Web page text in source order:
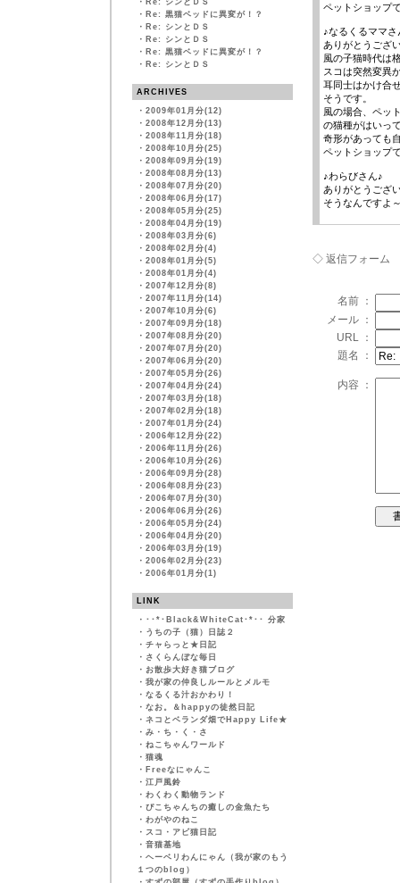
・ Re: シンとＤＳ
・ Re: 黒猫ベッドに異変が！？
・ Re: シンとＤＳ
・ Re: シンとＤＳ
・ Re: 黒猫ベッドに異変が！？
・ Re: シンとＤＳ
ARCHIVES
・ 2009年01月分(12)
・ 2008年12月分(13)
・ 2008年11月分(18)
・ 2008年10月分(25)
・ 2008年09月分(19)
・ 2008年08月分(13)
・ 2008年07月分(20)
・ 2008年06月分(17)
・ 2008年05月分(25)
・ 2008年04月分(19)
・ 2008年03月分(6)
・ 2008年02月分(4)
・ 2008年01月分(5)
・ 2008年01月分(4)
・ 2007年12月分(8)
・ 2007年11月分(14)
・ 2007年10月分(6)
・ 2007年09月分(18)
・ 2007年08月分(20)
・ 2007年07月分(20)
・ 2007年06月分(20)
・ 2007年05月分(26)
・ 2007年04月分(24)
・ 2007年03月分(18)
・ 2007年02月分(18)
・ 2007年01月分(24)
・ 2006年12月分(22)
・ 2006年11月分(26)
・ 2006年10月分(26)
・ 2006年09月分(28)
・ 2006年08月分(23)
・ 2006年07月分(30)
・ 2006年06月分(26)
・ 2006年05月分(24)
・ 2006年04月分(20)
・ 2006年03月分(19)
・ 2006年02月分(23)
・ 2006年01月分(1)
LINK
・ ･･*･Black&WhiteCat･*･･ 分家
・ うちの子（猫）日誌２
・ チャらっと★日記
・ さくらんぼな毎日
・ お散歩大好き猫ブログ
・ 我が家の仲良しルールとメルモ
・ なるくる汁おかわり！
・ なお。＆happyの徒然日記
・ ネコとベランダ畑でHappy Life★
・ み・ち・く・さ
・ ねこちゃんワールド
・ 猫魂
・ Freeなにゃんこ
・ 江戸風鈴
・ わくわく動物ランド
・ ぴこちゃんちの癒しの金魚たち
・ わがやのねこ
・ スコ・アビ猫日記
・ 音猫基地
・ ヘーベリわんにゃん（我が家のもう
１つのblog）
ペットショップ
♪なるくるママさ
ありがとうござ
風の子猫時代は
スコは突然変異
耳同士はかけ合
そうです。
風の場合、ペッ
の猫種がはいっ
奇形があっても
ペットショップ
♪わらびさん♪
ありがとうござ
そうなんですよ
◇ 返信フォーム
名前 ：
メール ：
URL ：
題名 ：
内容 ：